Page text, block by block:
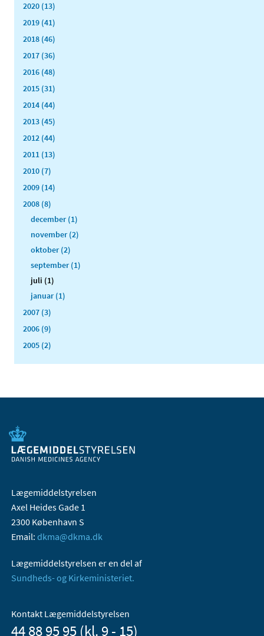
2020 (13)
2019 (41)
2018 (46)
2017 (36)
2016 (48)
2015 (31)
2014 (44)
2013 (45)
2012 (44)
2011 (13)
2010 (7)
2009 (14)
2008 (8)
december (1)
november (2)
oktober (2)
september (1)
juli (1)
januar (1)
2007 (3)
2006 (9)
2005 (2)
Lægemiddelstyrelsen
Axel Heides Gade 1
2300 København S
Email: dkma@dkma.dk
Lægemiddelstyrelsen er en del af
Sundheds- og Kirkeministeriet.
Kontakt Lægemiddelstyrelsen
44 88 95 95 (kl. 9 - 15)